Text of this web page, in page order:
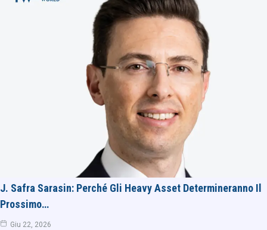
J. Safra Sarasin: Perché Gli Heavy Asset Determineranno Il
Prossimo…
Giu 22, 2026